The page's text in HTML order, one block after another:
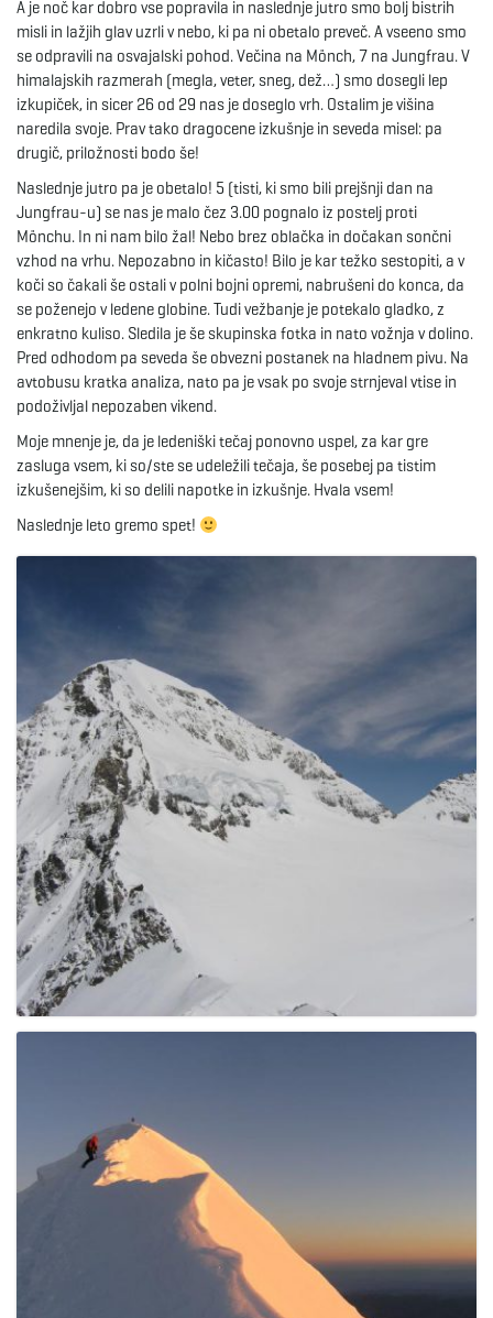
v
a
A je noč kar dobro vse popravila in naslednje jutro smo bolj bistrih
misli in lažjih glav uzrli v nebo, ki pa ni obetalo preveč. A vseeno smo
se odpravili na osvajalski pohod. Večina na Mönch, 7 na Jungfrau. V
himalajskih razmerah (megla, veter, sneg, dež…) smo dosegli lep
izkupiček, in sicer 26 od 29 nas je doseglo vrh. Ostalim je višina
naredila svoje. Prav tako dragocene izkušnje in seveda misel: pa
drugič, priložnosti bodo še!
Naslednje jutro pa je obetalo! 5 (tisti, ki smo bili prejšnji dan na
Jungfrau-u) se nas je malo čez 3.00 pognalo iz postelj proti
Mönchu. In ni nam bilo žal! Nebo brez oblačka in dočakan sončni
vzhod na vrhu. Nepozabno in kičasto! Bilo je kar težko sestopiti, a v
koči so čakali še ostali v polni bojni opremi, nabrušeni do konca, da
se poženejo v ledene globine. Tudi vežbanje je potekalo gladko, z
enkratno kuliso. Sledila je še skupinska fotka in nato vožnja v dolino.
Pred odhodom pa seveda še obvezni postanek na hladnem pivu. Na
avtobusu kratka analiza, nato pa je vsak po svoje strnjeval vtise in
podoživljal nepozaben vikend.
Moje mnenje je, da je ledeniški tečaj ponovno uspel, za kar gre
zasluga vsem, ki so/ste se udeležili tečaja, še posebej pa tistim
izkušenejšim, ki so delili napotke in izkušnje. Hvala vsem!
Naslednje leto gremo spet!